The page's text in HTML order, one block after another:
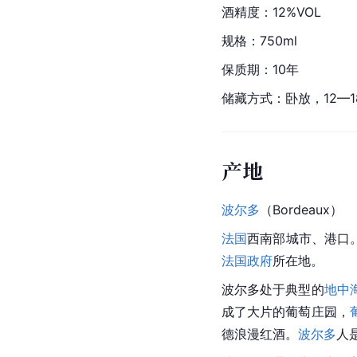
酒精度：12%VOL
规格：750ml
保质期：10年
储藏方式：卧放，
产地
波尔多 （Bordeaux）
法国西南部城市、港口
法国政府所在地。
波尔多处于典型的地中
成了大片的葡萄庄园，
德浪漫红酒。 波尔多 人